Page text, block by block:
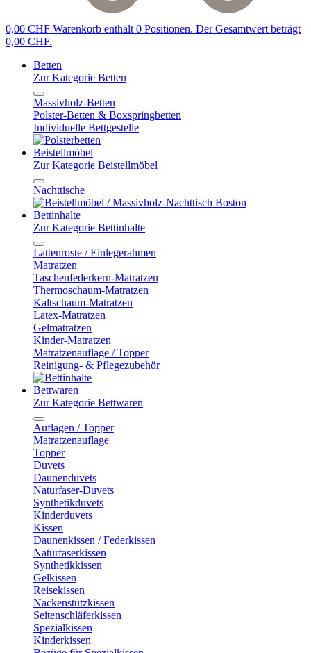
0,00 CHF Warenkorb enthält 0 Positionen. Der Gesamtwert beträgt
0,00 CHF.
Betten
Zur Kategorie Betten
Massivholz-Betten
Polster-Betten & Boxspringbetten
Individuelle Bettgestelle
Beistellmöbel
Zur Kategorie Beistellmöbel
Nachttische
Bettinhalte
Zur Kategorie Bettinhalte
Lattenroste / Einlegerahmen
Matratzen
Taschenfederkern-Matratzen
Thermoschaum-Matratzen
Kaltschaum-Matratzen
Latex-Matratzen
Gelmatratzen
Kinder-Matratzen
Matratzenauflage / Topper
Reinigung- & Pflegezubehör
Bettwaren
Zur Kategorie Bettwaren
Auflagen / Topper
Matratzenauflage
Topper
Duvets
Daunenduvets
Naturfaser-Duvets
Synthetikduvets
Kinderduvets
Kissen
Daunenkissen / Federkissen
Naturfaserkissen
Synthetikkissen
Gelkissen
Reisekissen
Nackenstützkissen
Seitenschläferkissen
Spezialkissen
Kinderkissen